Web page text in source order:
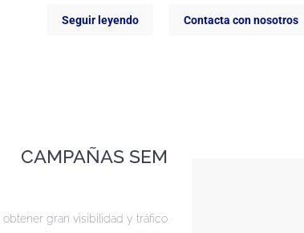
Seguir leyendo Contacta con nosotros
CAMPAÑAS SEM
gran visibilidad y tráfico